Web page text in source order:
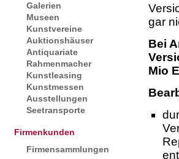
Galerien
Museen
Kunstvereine
Auktionshäuser
Antiquariate
Rahmenmacher
Kunstleasing
Kunstmessen
Ausstellungen
Seetransporte
Firmenkunden
Firmensammlungen
gar
Bei
Mio